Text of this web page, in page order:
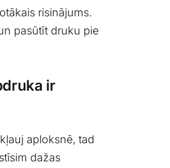
risinājums.
pasūtīt druku pie
ir
aploksnē, tad
dažas